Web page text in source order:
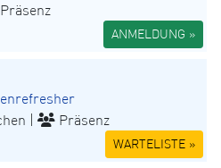
Präsenz
ANMELDUNG »
| Präsenz
WARTELISTE »